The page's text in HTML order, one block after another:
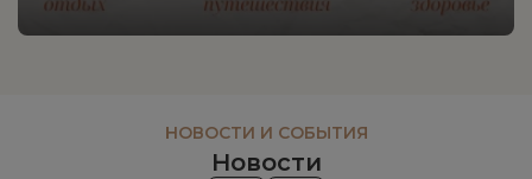
НОВОСТИ И СОБЫТИЯ
Новости